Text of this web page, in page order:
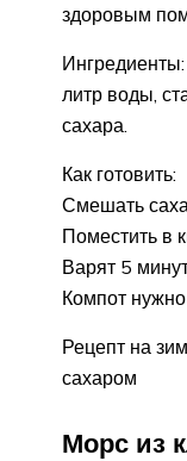
здоровым
Ингредиенты:
литр воды,
сахара.
Как готовить:
Смешать
Поместить в
Варят 5
Компот
Рецепт на
сахаром
Морс из